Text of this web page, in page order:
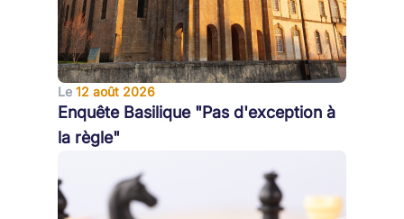
Le 12 août 2026
Enquête Basilique "Pas d'exception à
la règle"